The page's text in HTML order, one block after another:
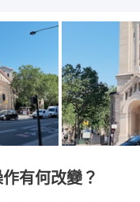
有何改變？